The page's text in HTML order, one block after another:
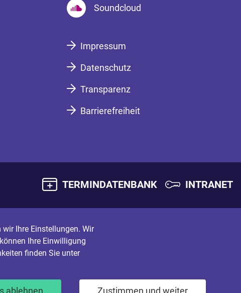
Soundcloud
Impressum
Datenschutz
Transparenz
Barrierefreiheit
TERMINDATENBANK INTRANET
Ihre Einstellungen. Wir
Ihre Einwilligung
finden Sie unter
ablehnen Zustimmen und weiter